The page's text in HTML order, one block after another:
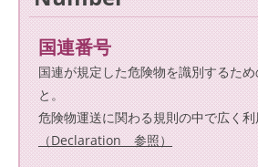
国連番号
国連が規定した危険物を識別するた
と。
危険物運送に関わる規則の中で広く利
（Declaration 参照）